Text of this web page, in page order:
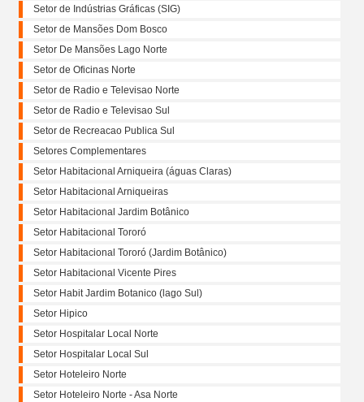
Setor de Indústrias Gráficas (SIG)
Setor de Mansões Dom Bosco
Setor De Mansões Lago Norte
Setor de Oficinas Norte
Setor de Radio e Televisao Norte
Setor de Radio e Televisao Sul
Setor de Recreacao Publica Sul
Setores Complementares
Setor Habitacional Arniqueira (águas Claras)
Setor Habitacional Arniqueiras
Setor Habitacional Jardim Botânico
Setor Habitacional Tororó
Setor Habitacional Tororó (Jardim Botânico)
Setor Habitacional Vicente Pires
Setor Habit Jardim Botanico (lago Sul)
Setor Hipico
Setor Hospitalar Local Norte
Setor Hospitalar Local Sul
Setor Hoteleiro Norte
Setor Hoteleiro Norte - Asa Norte